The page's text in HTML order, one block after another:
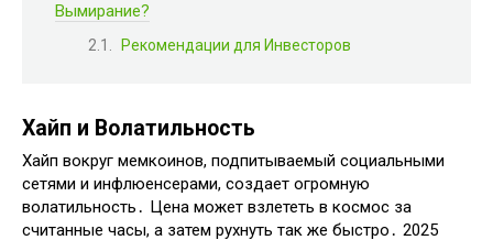
Вымирание?
Рекомендации для Инвесторов
Хайп и Волатильность
Хайп вокруг мемкоинов, подпитываемый социальными
сетями и инфлюенсерами, создает огромную
волатильность․ Цена может взлететь в космос за
считанные часы, а затем рухнуть так же быстро․ 2025